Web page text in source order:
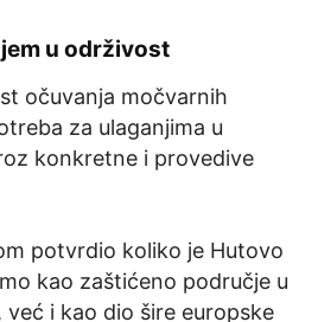
u održivost
očuvanja močvarnih
za ulaganjima u
konkretne i provedive
potvrdio koliko je Hutovo
kao zaštićeno područje u
već i kao dio šire europske